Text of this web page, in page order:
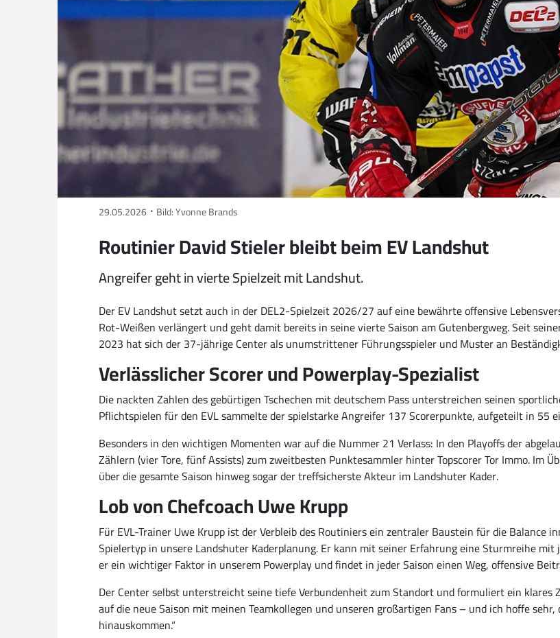
29.05.2026 Bild: Yvonne Brands
Routinier David Stieler bleibt beim EV Landshut
Angreifer geht in vierte Spielzeit mit Landshut.
Der EV Landshut setzt auch in der DEL2-Spielzeit 2026/27 auf eine bewährte offensive
Rot-Weißen verlängert und geht damit bereits in seine vierte Saison am Gutenbergweg. Seit
2023 hat sich der 37-jährige Center als unumstrittener Führungsspieler und Muster an
Verlässlicher Scorer und Powerplay-Spezialist
Die nackten Zahlen des gebürtigen Tschechen mit deutschem Pass unterstreichen seinen
Pflichtspielen für den EVL sammelte der spielstarke Angreifer 137 Scorerpunkte, aufgeteilt in 55
Besonders in den wichtigen Momenten war auf die Nummer 21 Verlass: In den Playoffs der
Zählern (vier Tore, fünf Assists) zum zweitbesten Punktesammler hinter Topscorer Tor Immo. Im
über die gesamte Saison hinweg sogar der treffsicherste Akteur im Landshuter Kader.
Lob von Chefcoach Uwe Krupp
Für EVL-Trainer Uwe Krupp ist der Verbleib des Routiniers ein zentraler Baustein für die Balance
Spielertyp in unsere Landshuter Kaderplanung. Er kann mit seiner Erfahrung eine Sturmreihe
er ein wichtiger Faktor in unserem Powerplay und findet in jeder Saison einen Weg, offensive
Der Center selbst unterstreicht seine tiefe Verbundenheit zum Standort und formuliert ein klares
auf die neue Saison mit meinen Teamkollegen und unseren großartigen Fans – und ich hoffe
hinauskommen.“